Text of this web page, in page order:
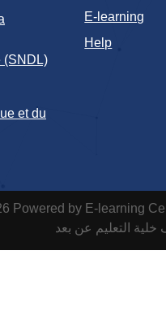
(SNDL)
et du
E-learning
Help
Powered by E-learning Cell